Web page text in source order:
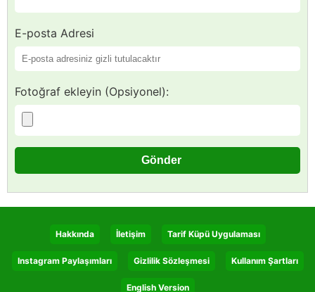
E-posta Adresi
Fotoğraf ekleyin (Opsiyonel):
Hakkında İletişim Tarif Küpü Uygulaması
Instagram Paylaşımları Gizlilik Sözleşmesi Kullanım Şartları
English Version